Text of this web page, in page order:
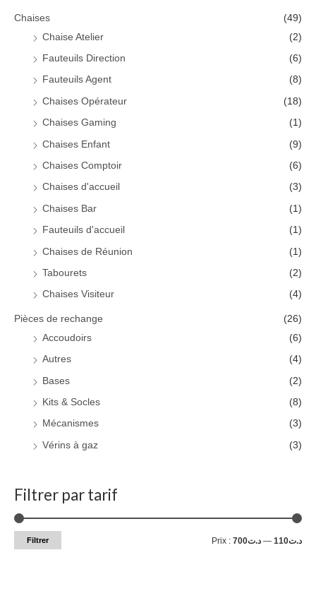
Chaises
(49)
Chaise Atelier
(2)
Fauteuils Direction (6)
Fauteuils Agent (8)
Chaises Opérateur (18)
Chaises Gaming (1)
Chaises Enfant (9)
Chaises Comptoir (6)
Chaises d'accueil (3)
Chaises Bar (1)
Fauteuils d'accueil (1)
Chaises de Réunion (1)
Tabourets (2)
Chaises Visiteur (4)
Pièces de rechange
(26)
Accoudoirs
(6)
Autres (4)
Bases (2)
Kits & Socles (8)
Mécanismes (3)
Vérins à gaz (3)
Filtrer par tarif
Filtrer Prix : د.ت110 — د.ت700